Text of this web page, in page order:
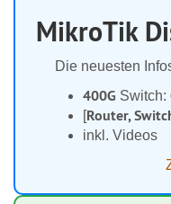
MikroTik
Die neuesten
400G Switch:
[Router,
inkl. Videos